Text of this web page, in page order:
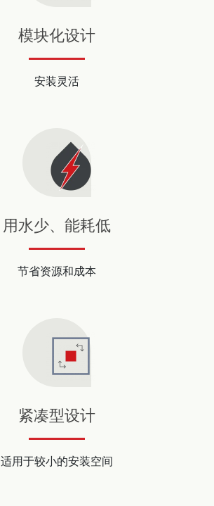
模块化设计
安装灵活
用水少、能耗低
节省资源和成本
紧凑型设计
适用于较小的安装空间